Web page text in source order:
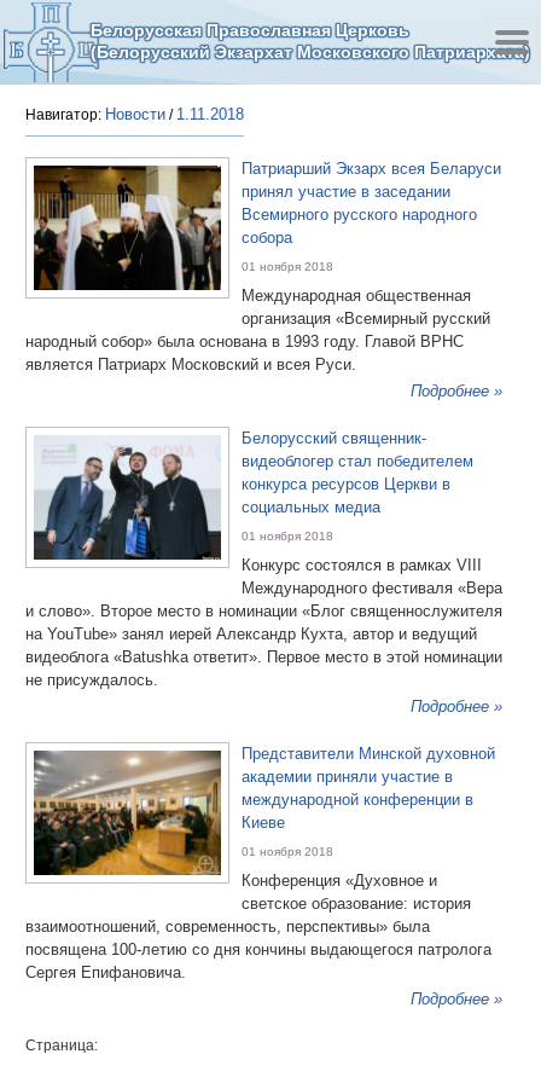
Белорусская Православная Церковь
(Белорусский Экзархат Московского Патриархата)
Навигатор: Новости / 1.11.2018
Патриарший Экзарх всея Беларуси
принял участие в заседании
Всемирного русского народного
собора
01 ноября 2018
Международная общественная
организация «Всемирный русский
народный собор» была основана в 1993 году. Главой ВРНС
является Патриарх Московский и всея Руси.
Подробнее »
Белорусский священник-
видеоблогер стал победителем
конкурса ресурсов Церкви в
социальных медиа
01 ноября 2018
Конкурс состоялся в рамках VIII
Международного фестиваля «Вера
и слово». Второе место в номинации «Блог священнослужителя
на YouTube» занял иерей Александр Кухта, автор и ведущий
видеоблога «Batushka ответит». Первое место в этой номинации
не присуждалось.
Подробнее »
Представители Минской духовной
академии приняли участие в
международной конференции в
Киеве
01 ноября 2018
Конференция «Духовное и
светское образование: история
взаимоотношений, современность, перспективы» была
посвящена 100-летию со дня кончины выдающегося патролога
Сергея Епифановича.
Подробнее »
Страница: